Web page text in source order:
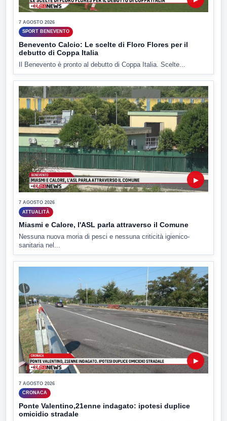
7 AGOSTO 2026
SPORT BENEVENTO
Benevento Calcio: Le scelte di Floro Flores per il
debutto di Coppa Italia
Il Benevento è pronto al debutto di Coppa Italia. Scelte...
▶
7 AGOSTO 2026
ATTUALITÀ
Miasmi e Calore, l'ASL parla attraverso il Comune
Nessuna nuova moria di pesci e nessuna criticità igienico-
sanitaria nel...
▶
7 AGOSTO 2026
CRONACA
Ponte Valentino,21enne indagato: ipotesi duplice
omicidio stradale